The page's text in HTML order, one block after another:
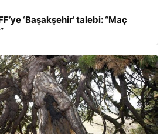
‘Başakşehir’ talebi: “Maç